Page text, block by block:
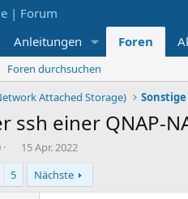
Anleitungen Foren
Foren durchsuchen
Attached Storage) Sonstige
ssh einer QNAP-
E
r
t
15 Apr. 2022
5 Nächste